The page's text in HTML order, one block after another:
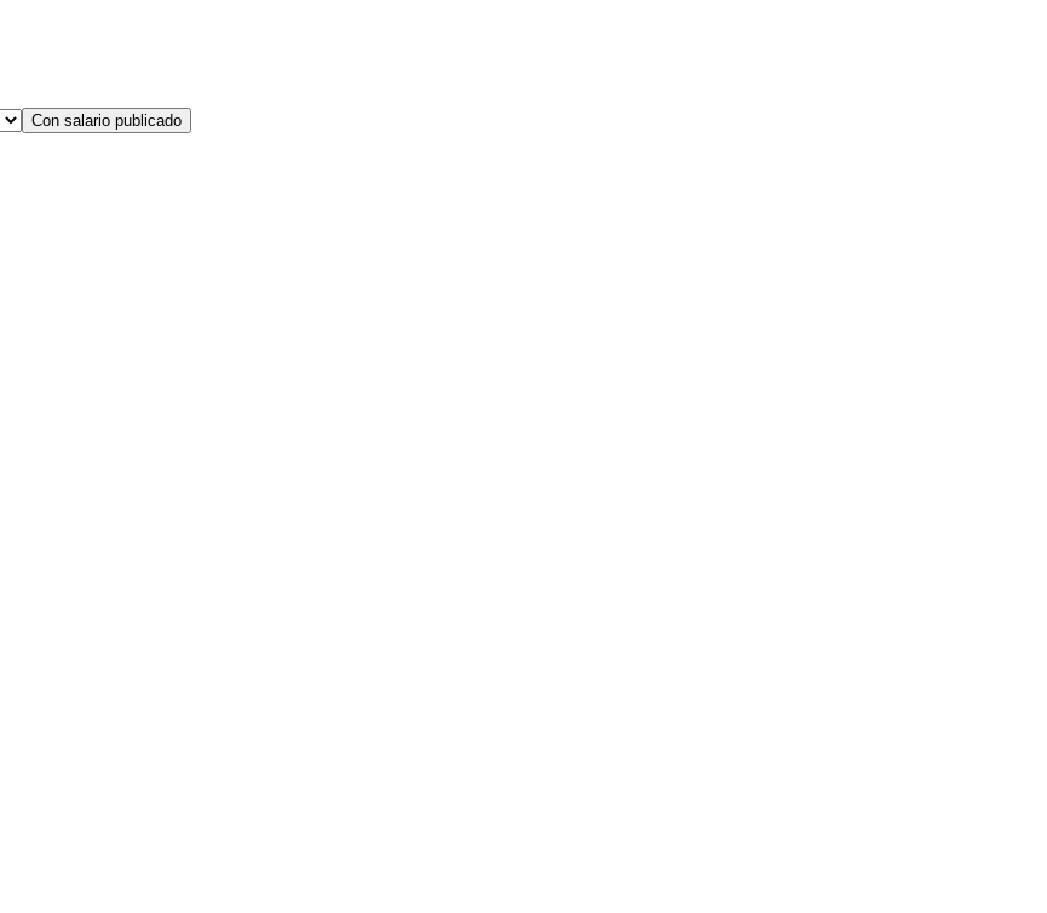
Con salario publicado